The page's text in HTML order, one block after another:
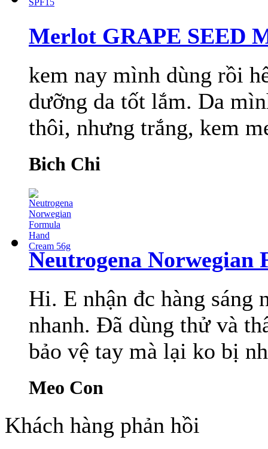
Merlot GRAPE SEED
kem nay mình dùng rồi
dưỡng da tốt lắm. Da
thôi, nhưng trắng, kem
Bich Chi
Neutrogena Norwegian
Hi. E nhận đc hàng
nhanh. Đã dùng thử và
bảo vệ tay mà lại ko bị
Meo Con
Khách hàng phản hồi